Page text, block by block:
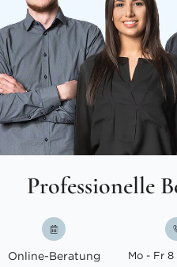
Professionelle
Online-Beratung Mo - Fr 8